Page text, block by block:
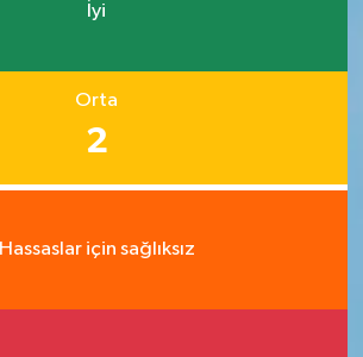
İyi
Orta
2
Hassaslar için sağlıksız